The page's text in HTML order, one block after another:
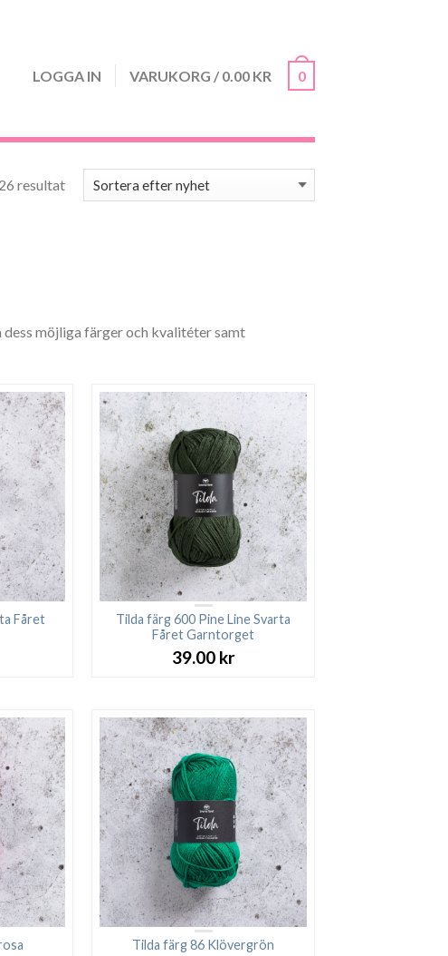
LOGGA IN VARUKORG / 0.00 KR 0
resultatSortera efter senaste
möjliga färger och kvalitéter samt
Fåret
Tilda färg 600 Pine Line Svarta
Fåret Garntorget
39.00 kr
Tilda färg 86 Klövergrön